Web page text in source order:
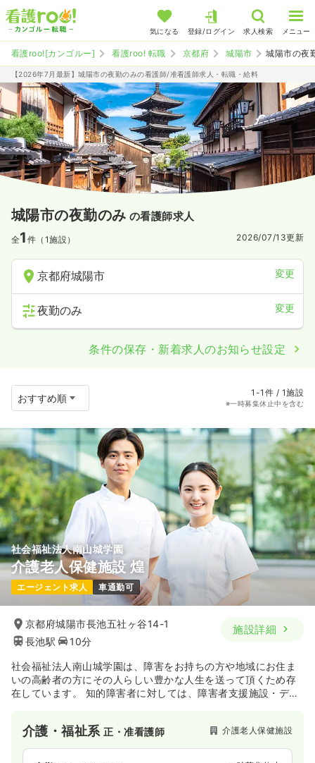
気になる 登録/ログイン 求人検索 メニュー
看護roo![カンゴルー] 看護roo! 転職 京都府 城陽市 城陽市の夜
【2026年7月最新】城陽市の夜勤のみの看護師/准看護師求人・転職・給料
城陽市の夜勤のみ の看護師求人
全1 件（1施設） 2026/07/13更新
京都府城陽市 変更
夜勤のみ 変更
条件の保存・新着求人のお知らせ設定
1-1件 / 1施設
※一時募集休止中を含む
社会福祉法人南山城学園
介護老人保健施設 煌
エージェント求人 車通勤可
京都府城陽市長池五社ヶ谷14-1
長池駅
10分
施設詳細
社会福祉法人南山城学園は、障害をお持ちの方や地域にお住ま
いの高齢者の方にその人らしい豊かな人生を送って頂くため存
在しています。 知的障害者に対しては、障害者支援施設・デイ
は、デイサービスや障害者生活支援センターを運営していま
す。 さらに高齢者に対しては、住み慣れた地域で豊かに生活を
続けていただくため、通所リハビリテーションや居宅介護支援
介護・福祉系正・准看護師 介護老人保健施設